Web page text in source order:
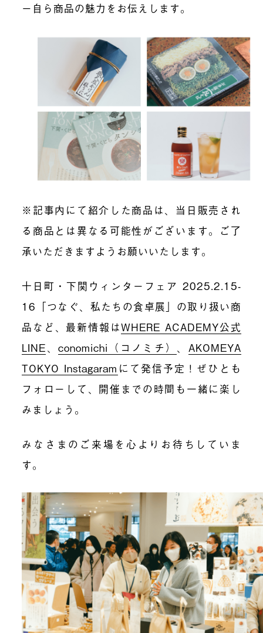
ー自ら商品の魅力をお伝えします。
※記事内にて紹介した商品は、当日販売され
る商品とは異なる可能性がございます。ご了
承いただきますようお願いいたします。
十日町・下関ウィンターフェア 2025.2.15-
16「つなぐ、私たちの食卓展」の取り扱い商
品など、最新情報はWHERE ACADEMY公式
LINE、 conomichi（コノミチ） 、 AKOMEYA
TOKYO Instagaram にて発信予定！ぜひとも
フォローして、開催までの時間も一緒に楽し
みましょう。
みなさまのご来場を心よりお待ちしていま
す。